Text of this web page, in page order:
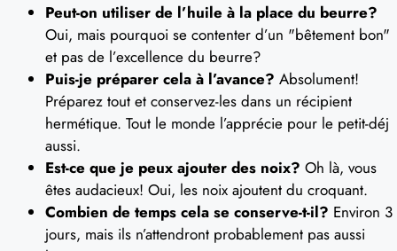
Peut-on utiliser de l’huile à la place du beurre?
Oui, mais pourquoi se contenter d’un "bêtement bon"
et pas de l’excellence du beurre?
Puis-je préparer cela à l’avance? Absolument!
Préparez tout et conservez-les dans un récipient
hermétique. Tout le monde l’apprécie pour le petit-déj
aussi.
Est-ce que je peux ajouter des noix? Oh là, vous
êtes audacieux! Oui, les noix ajoutent du croquant.
Combien de temps cela se conserve-t-il? Environ 3
jours, mais ils n’attendront probablement pas aussi